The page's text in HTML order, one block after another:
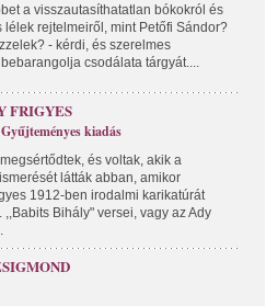
a visszautasíthatatlan bókokról és
lélek rejtelmeiről, mint Petőfi Sándor?
- kérdi, és szerelmes
csodálata tárgyát....
FRIGYES
kiadás
és voltak, akik a
látták abban, amikor
1912-ben irodalmi karikatúrát
,,Babits Bihály" versei, vagy az Ady